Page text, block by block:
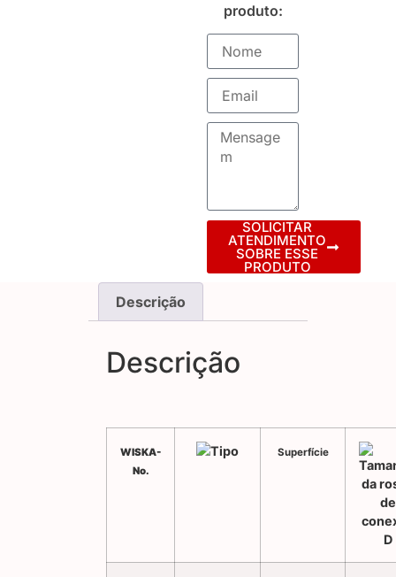
produto:
SOLICITAR
ATENDIMENTO
SOBRE ESSE
PRODUTO
Descrição
Descrição
WISKA-
No.
Superfície